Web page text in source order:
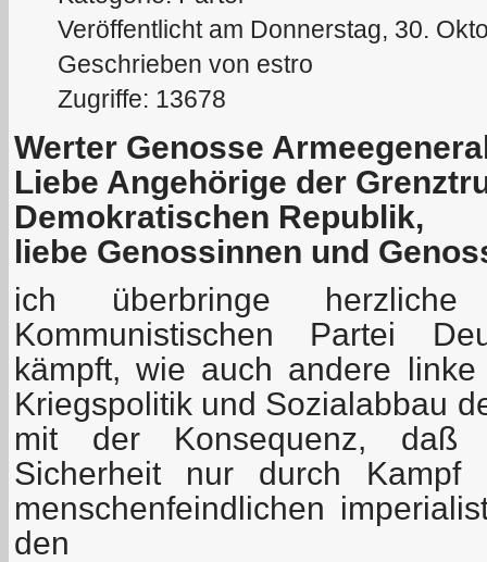
Veröffentlicht am Donnerstag, 30.
Geschrieben von estro
Zugriffe: 13678
Werter Genosse
Liebe Angehörige der
Demokratischen Republik,
liebe Genossinnen und
ich überbringe herzliche
Kommunistischen Partei
kämpft, wie auch andere
Kriegspolitik und Sozialabbau
mit der Konsequenz, daß
Sicherheit nur durch Kampf
menschenfeindlichen
den